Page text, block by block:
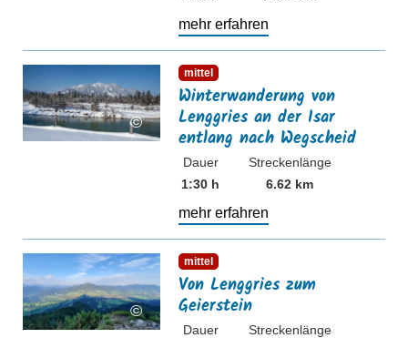
mehr erfahren
©
mittel
Winterwanderung von
Lenggries an der Isar
entlang nach Wegscheid
Dauer
1:30 h
Streckenlänge
6.62 km
mehr erfahren
mehr erfahren
©
mittel
Von Lenggries zum
Geierstein
Dauer
Streckenlänge
mehr erfahren